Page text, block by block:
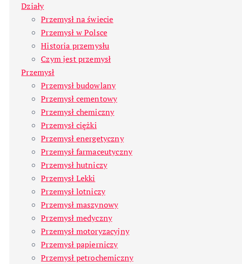
Działy
Przemysł na świecie
Przemysł w Polsce
Historia przemysłu
Czym jest przemysł
Przemysł
Przemysł budowlany
Przemysł cementowy
Przemysł chemiczny
Przemysł ciężki
Przemysł energetyczny
Przemysł farmaceutyczny
Przemysł hutniczy
Przemysł Lekki
Przemysł lotniczy
Przemysł maszynowy
Przemysł medyczny
Przemysł motoryzacyjny
Przemysł papierniczy
Przemysł petrochemiczny